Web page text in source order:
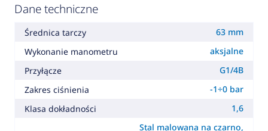
Dane techniczne
Średnica tarczy
63 mm
Wykonanie manometru
aksjalne
Przyłącze
G1/4B
Zakres ciśnienia
-1÷0 bar
Klasa dokładności
1,6
Stal malowana na czarno,